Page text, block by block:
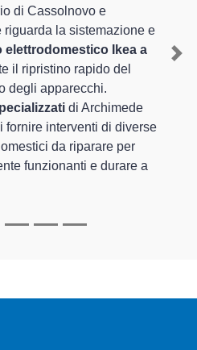
di Cassolnovo e
riguarda la sistemazione e
elettrodomestico Ikea a
il ripristino rapido del
degli apparecchi.
di Archimede
fornire interventi di diverse
da riparare per
funzionanti e durare a